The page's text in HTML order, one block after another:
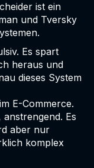
ist ein
und Tversky
Es spart
heraus und
dieses System
E-Commerce.
Es
aber nur
komplex